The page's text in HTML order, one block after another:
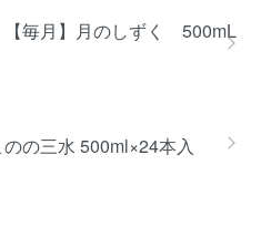
【毎月】月のしずく 500mL
のの三水 500ml×24本入